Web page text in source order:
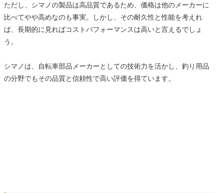
ただし、シマノの製品は高品質であるため、価格は他のメーカーに
比べてやや高めなのも事実。しかし、その耐久性と性能を考えれ
ば、長期的に見ればコストパフォーマンスは高いと言えるでしょ
う。
シマノは、自転車部品メーカーとしての技術力を活かし、釣り用品
の分野でもその品質と信頼性で高い評価を得ています。